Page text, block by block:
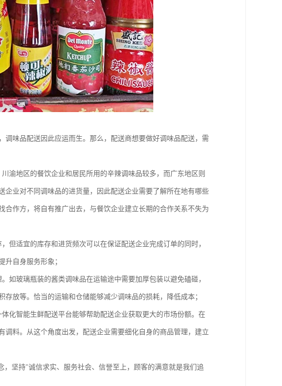
味品配送因此应运而生。那么，配送商想要做好调味品配送，需
渝地区的餐饮企业和居民所用的辛辣调味品较多，而广东地区则
业对不同调味品的进货量，因此配送企业需要了解所在地有哪些
作方，将自有推广出去，与餐饮企业建立长期的合作关系不失为
但适宜的库存和进货频次可以在保证配送企业完成订单的同时，
升自身服务形象；
如玻璃瓶装的酱类调味品在运输途中需要加厚包装以避免磕碰，
放等。恰当的运输和仓储能够减少调味品的损耗，降低成本；
化智能生鲜配送平台能够帮助配送企业获取更大的市场份额。在
料。从这个角度出发，配送企业需要细化自身的商品管理，建立
坚持"诚信求实、服务社会、信誉至上，顾客的满意就是我们追